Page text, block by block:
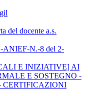
del docente a.s.
N.-8 del 2-
E INIZIATIVE] AI
E SOSTEGNO -